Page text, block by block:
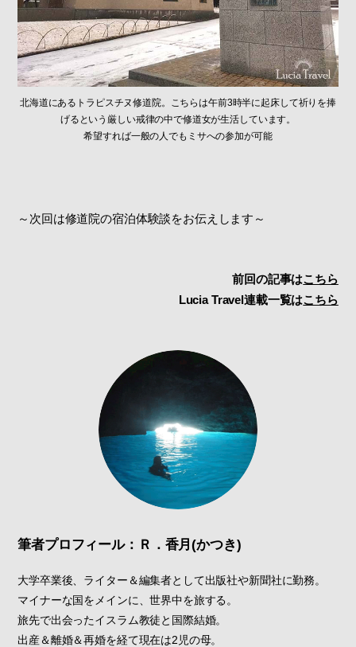
北海道にあるトラピスチヌ修道院。こちらは午前3時半に起床して祈りを捧
げるという厳しい戒律の中で修道女が生活しています。
希望すれば一般の人でもミサへの参加が可能
～次回は修道院の宿泊体験談をお伝えします～
前回の記事はこちら
Lucia Travel連載一覧はこちら
筆者プロフィール：Ｒ．香月(かつき)
大学卒業後、ライター＆編集者として出版社や新聞社に勤務。
マイナーな国をメインに、世界中を旅する。
旅先で出会ったイスラム教徒と国際結婚。
出産＆離婚＆再婚を経て現在は2児の母。